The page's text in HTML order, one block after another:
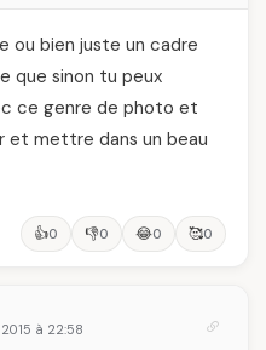
ou bien juste un cadre
que sinon tu peux
ce genre de photo et
et mettre dans un beau
👍0 👎0 😂0 🥰0
2015 à 22:58